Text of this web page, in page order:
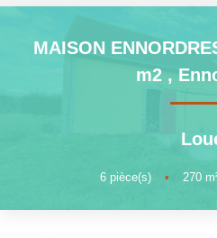
MAISON
m2 ,
6pièce(s) • 270